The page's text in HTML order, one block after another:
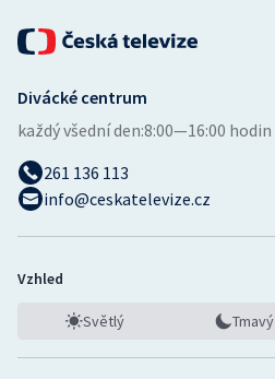
Volejbal
Ostatní
Divácké centrum
každý všední den:8:00—16:00 hodin
261 136 113
info@ceskatelevize.cz
Vzhled
Světlý Tmavý